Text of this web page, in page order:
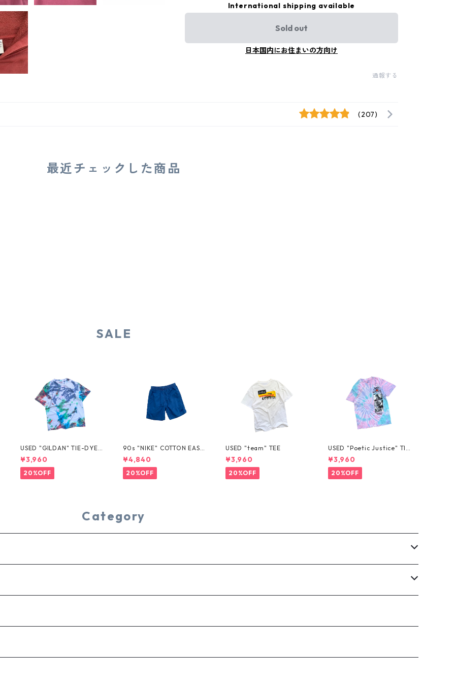
International shipping available
Sold out
日本国内にお住まいの方向け
通報する
(207)
最近チェックした商品
SALE
USED "GILDAN" TIE-DYE T
EE
¥3,960
20%OFF
90s "NIKE" COTTON EASY
SHORTS
¥4,840
20%OFF
USED "team" TEE
¥3,960
20%OFF
USED "Poetic Justice" TIE
-DYE TEE
¥3,960
20%OFF
Category